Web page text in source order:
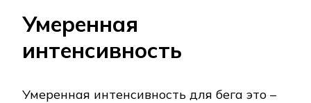
Умеренная
интенсивность
Умеренная интенсивность для бега это –